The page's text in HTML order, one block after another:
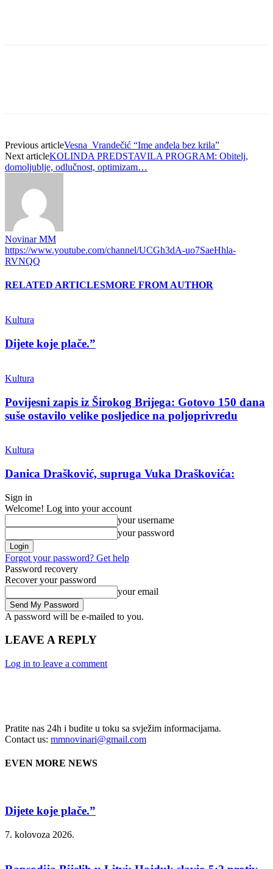
Previous articleVesna Vrandečić “Ime anđela bez krila”
Next articleKOLINDA PREDSTAVILA PROGRAM: Obitelj,
domoljublje, odlučnost, optimizam…
Novinar MM
https://www.youtube.com/channel/UCGh3dA-uo7SaeHhla-
RVNQQ
RELATED ARTICLESMORE FROM AUTHOR
Kultura
Dijete koje plače.”
Kultura
Povijesni zapis iz Širokog Brijega: Gotovo 150 dana
suše ostavilo velike posljedice na poljoprivredu
Kultura
Danica Drašković, supruga Vuka Draškovića:
Sign in
Welcome! Log into your account
your username
your password
Forgot your password? Get help
Password recovery
Recover your password
your email
A password will be e-mailed to you.
LEAVE A REPLY
Log in to leave a comment
Pratite nas 24h i budite u toku sa svježim informacijama.
Contact us: mmnovinari@gmail.com
EVEN MORE NEWS
Dijete koje plače.”
7. kolovoza 2026.